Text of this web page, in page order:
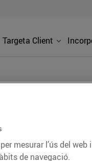
Targeta Client
mesurar l’ús del
de navegació.